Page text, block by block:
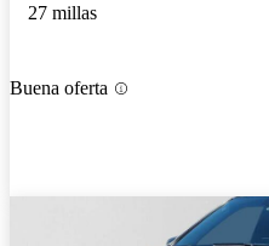
27 millas
Buena oferta